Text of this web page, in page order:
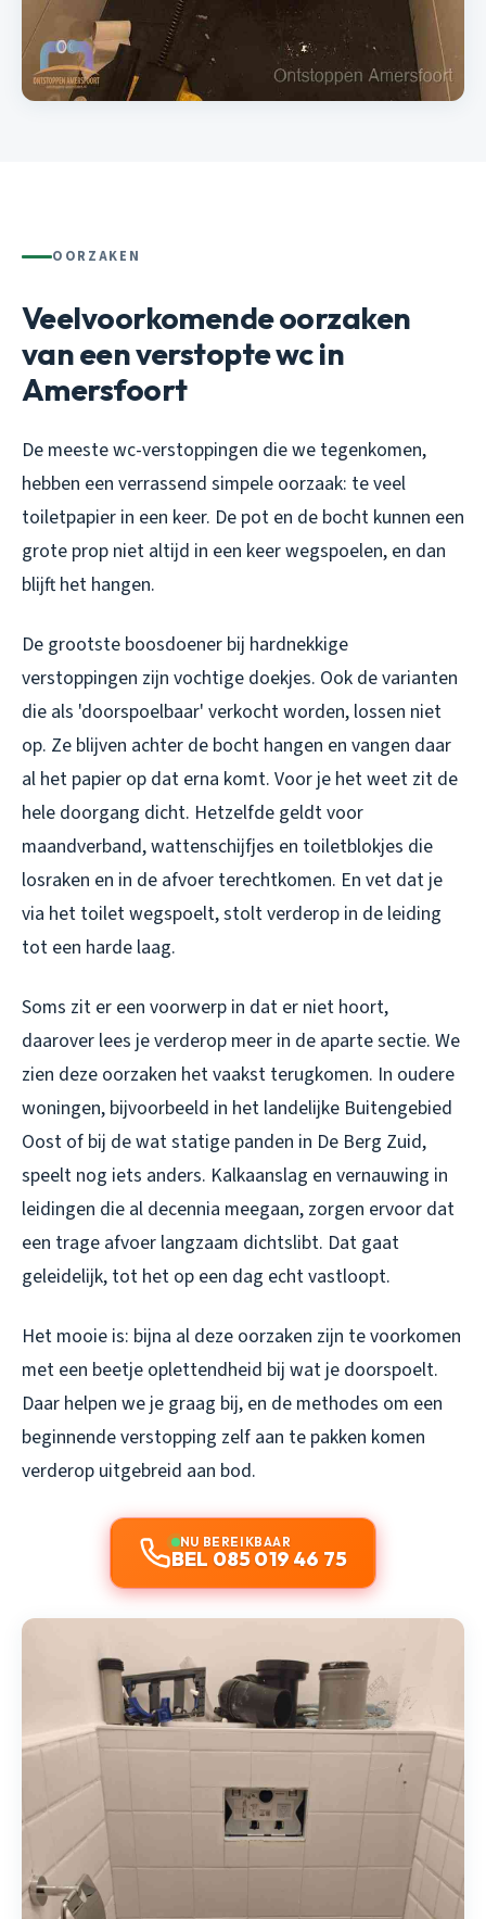
OORZAKEN
Veelvoorkomende oorzaken
van een verstopte wc in
Amersfoort
De meeste wc-verstoppingen die we tegenkomen,
hebben een verrassend simpele oorzaak: te veel
toiletpapier in een keer. De pot en de bocht kunnen een
grote prop niet altijd in een keer wegspoelen, en dan
blijft het hangen.
De grootste boosdoener bij hardnekkige
verstoppingen zijn vochtige doekjes. Ook de varianten
die als 'doorspoelbaar' verkocht worden, lossen niet
op. Ze blijven achter de bocht hangen en vangen daar
al het papier op dat erna komt. Voor je het weet zit de
hele doorgang dicht. Hetzelfde geldt voor
maandverband, wattenschijfjes en toiletblokjes die
losraken en in de afvoer terechtkomen. En vet dat je
via het toilet wegspoelt, stolt verderop in de leiding
tot een harde laag.
Soms zit er een voorwerp in dat er niet hoort,
daarover lees je verderop meer in de aparte sectie. We
zien deze oorzaken het vaakst terugkomen. In oudere
woningen, bijvoorbeeld in het landelijke Buitengebied
Oost of bij de wat statige panden in De Berg Zuid,
speelt nog iets anders. Kalkaanslag en vernauwing in
leidingen die al decennia meegaan, zorgen ervoor dat
een trage afvoer langzaam dichtslibt. Dat gaat
geleidelijk, tot het op een dag echt vastloopt.
Het mooie is: bijna al deze oorzaken zijn te voorkomen
met een beetje oplettendheid bij wat je doorspoelt.
Daar helpen we je graag bij, en de methodes om een
beginnende verstopping zelf aan te pakken komen
verderop uitgebreid aan bod.
NU BEREIKBAAR
BEL 085 019 46 75